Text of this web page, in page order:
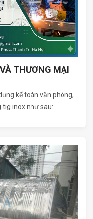
THƯƠNG MẠI
kế toán văn phòng,
tig inox như sau: